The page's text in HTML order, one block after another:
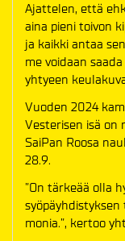
Ajattelen, että
aina pieni toivon
ja kaikki antaa
me voidaan
yhtyeen
Vuoden 2024
Vesterisen isä on
SaiPan Roosa
28.9.
”On tärkeää olla
syöpäyhdistyksen
monia.”, kertoo